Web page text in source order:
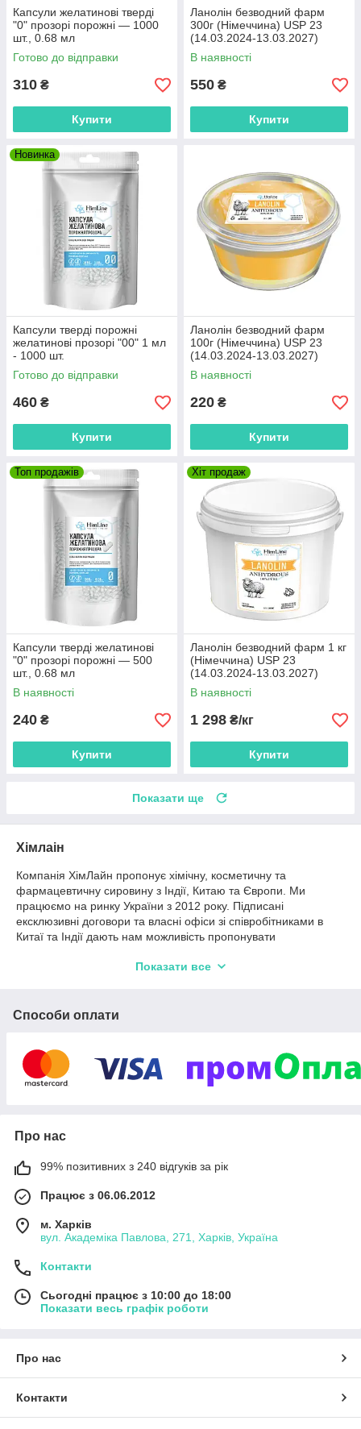
Капсули желатинові тверді
"0" прозорі порожні — 1000
шт., 0.68 мл
Готово до відправки
310 ₴
Купити
Ланолін безводний фарм
300г (Німеччина) USP 23
(14.03.2024-13.03.2027)
В наявності
550 ₴
Купити
Новинка
Капсули тверді порожні
желатинові прозорі "00" 1 мл
- 1000 шт.
Готово до відправки
460 ₴
Купити
Ланолін безводний фарм
100г (Німеччина) USP 23
(14.03.2024-13.03.2027)
В наявності
220 ₴
Купити
Топ продажів
Капсули тверді желатинові
"0" прозорі порожні — 500
шт., 0.68 мл
В наявності
240 ₴
Купити
Xiт продаж
Ланолін безводний фарм 1 кг
(Німеччина) USP 23
(14.03.2024-13.03.2027)
В наявності
1 298 ₴/кг
Купити
Показати ще
Хімлаін
Компанія ХімЛайн пропонує хімічну, косметичну та
фармацевтичну сировину з Індії, Китаю та Європи. Ми
працюємо на ринку України з 2012 року. Підписані
ексклюзивні договори та власні офіси зі співробітниками в
Китаї та Індії дають нам можливість пропонувати
робочих днів, морем 35-45 робочих днів. Якщо вас не
альтернативи, щоб наша співпраця була взаємовигідною. Ми
можемо запропонувати сировину, яка влаштує вас і за
ціновою політикою і за якістю.
професіоналів і оптимальному розподілі ресурсів. Ми
отримуємо від Вас. Наша мета зробити поставки ваших
товарів максимально ефективними по витраченому часу та
бюджету.
Показати все
Способи оплати
Про нас
99% позитивних з 240 відгуків за рік
Працює з 06.06.2012
м. Харків
вул. Академіка Павлова, 271, Харків, Україна
Контакти
Сьогодні працює з 10:00 до 18:00
Показати весь графік роботи
Про нас
Контакти